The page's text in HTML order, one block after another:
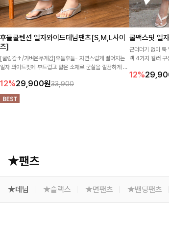
후들쿨텐션 일자와이드데님팬츠[S,M,L사이
즈]
[쿨링감↑/가벼운무게감]후들후들- 자연스럽게 떨어지는
일자 와이드핏에 부드럽고 얇은 소재로 군살을 깔끔하게 숨
12%29,900원33,900
쿨맥스핏 일
군더더기 없이 툭
랙 4가지 컬러 구
엣이 멋스럽게 살
12%
★팬츠
★데님 ★슬랙스 ★면팬츠 ★밴딩팬츠